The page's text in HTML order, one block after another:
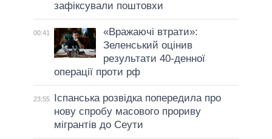
зафіксували поштовхи
00:41
«Вражаючі втрати»:
Зеленський оцінив
результати 40-денної
операції проти рф
23:55
Іспанська розвідка попередила про
нову спробу масового прориву
мігрантів до Сеути